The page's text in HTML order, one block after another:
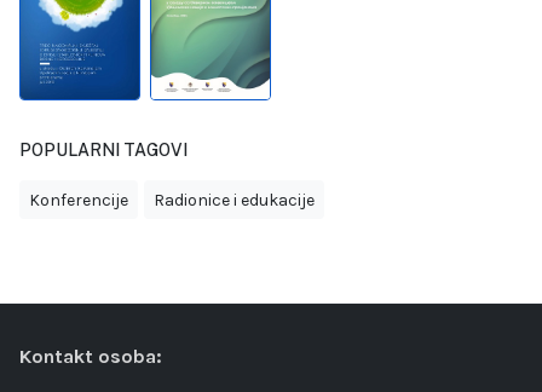
POPULARNI TAGOVI
Konferencije Radionice i edukacije
Kontakt osoba: